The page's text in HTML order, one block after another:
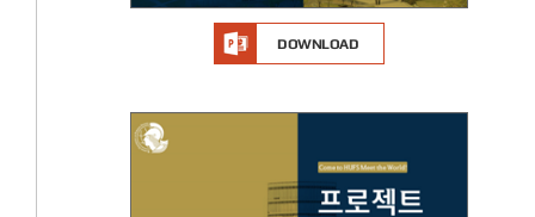
DOWNLOAD